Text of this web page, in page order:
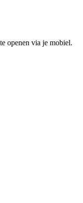
openen via je mobiel.